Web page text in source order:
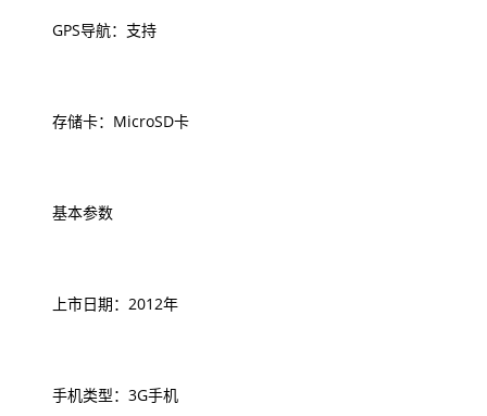
GPS导航：支持
存储卡：MicroSD卡
基本参数
上市日期：2012年
手机类型：3G手机